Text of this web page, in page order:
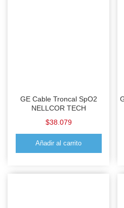
GE Cable Troncal SpO2
NELLCOR TECH
$38.079
Añadir al carrito